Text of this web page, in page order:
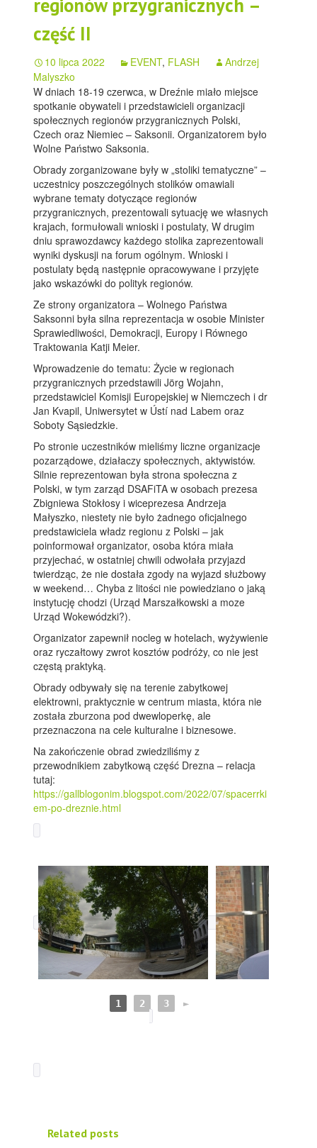
regionów przygranicznych –
część II
10 lipca 2022 EVENT, FLASH
Andrzej
Malyszko
W dniach 18-19 czerwca, w Dreźnie miało miejsce
spotkanie obywateli i przedstawicieli organizacji
społecznych regionów przygranicznych Polski,
Czech oraz Niemiec – Saksonii. Organizatorem było
Wolne Państwo Saksonia.
Obrady zorganizowane były w „stoliki tematyczne” –
uczestnicy poszczególnych stolików omawiali
wybrane tematy dotyczące regionów
przygranicznych, prezentowali sytuację we własnych
krajach, formułowali wnioski i postulaty, W drugim
dniu sprawozdawcy każdego stolika zaprezentowali
wyniki dyskusji na forum ogólnym. Wnioski i
postulaty będą następnie opracowywane i przyjęte
jako wskazówki do polityk regionów.
Ze strony organizatora – Wolnego Państwa
Saksonni była silna reprezentacja w osobie Minister
Sprawiedliwości, Demokracji, Europy i Równego
Traktowania Katji Meier.
Wprowadzenie do tematu: Życie w regionach
przygranicznych przedstawili Jörg Wojahn,
przedstawiciel Komisji Europejskiej w Niemczech i dr
Jan Kvapil, Uniwersytet w Ústí nad Labem oraz
Soboty Sąsiedzkie.
Po stronie uczestników mieliśmy liczne organizacje
pozarządowe, działaczy społecznych, aktywistów.
Silnie reprezentowan była strona społeczna z
Polski, w tym zarząd DSAFiTA w osobach prezesa
Zbigniewa Stokłosy i wiceprezesa Andrzeja
Małyszko, niestety nie było żadnego oficjalnego
predstawiciela władz regionu z Polski – jak
poinformował organizator, osoba która miała
przyjechać, w ostatniej chwili odwołała przyjazd
twierdząc, że nie dostała zgody na wyjazd służbowy
w weekend… Chyba z litości nie powiedziano o jaką
instytucję chodzi (Urząd Marszałkowski a moze
Urząd Wokewódzki?).
Organizator zapewnił nocleg w hotelach, wyżywienie
oraz ryczałtowy zwrot kosztów podróży, co nie jest
częstą praktyką.
Obrady odbywały się na terenie zabytkowej
elektrowni, praktycznie w centrum miasta, która nie
została zburzona pod dwewloperkę, ale
przeznaczona na cele kulturalne i biznesowe.
Na zakończenie obrad zwiedziliśmy z
przewodnikiem zabytkową część Drezna – relacja
tutaj:
https://gallblogonim.blogspot.com/2022/07/spacerrki
em-po-dreznie.html
1 2 3 ►
Related posts